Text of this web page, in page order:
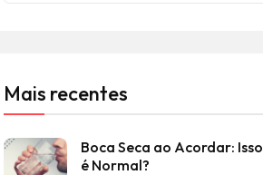
Mais recentes
Boca Seca ao Acordar: Isso
é Normal?